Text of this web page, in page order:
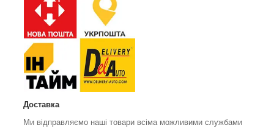
Доставка
Ми відправляємо наші товари всіма можливими службами